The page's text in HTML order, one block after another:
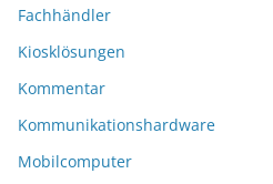
Fachhändler
Kiosklösungen
Kommentar
Kommunikationshardware
Mobilcomputer